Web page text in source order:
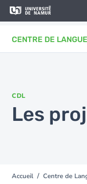
Aller au contenu
CENTRE DE
Aller
principal
CDL
Les
You
Accueil Centre de